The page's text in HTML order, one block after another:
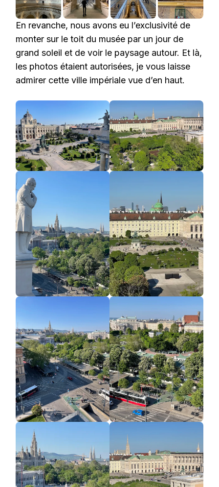
En revanche, nous avons eu l’exclusivité de
monter sur le toit du musée par un jour de
grand soleil et de voir le paysage autour. Et là,
les photos étaient autorisées, je vous laisse
admirer cette ville impériale vue d’en haut.